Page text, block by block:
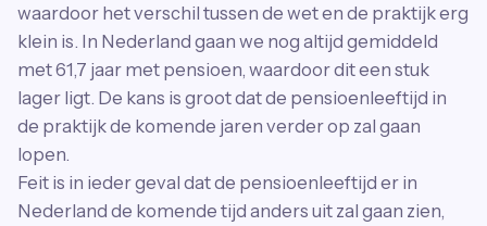
waardoor het verschil tussen de wet en de praktijk erg
klein is. In Nederland gaan we nog altijd gemiddeld
met 61,7 jaar met pensioen, waardoor dit een stuk
lager ligt. De kans is groot dat de pensioenleeftijd in
de praktijk de komende jaren verder op zal gaan
lopen.
Feit is in ieder geval dat de pensioenleeftijd er in
Nederland de komende tijd anders uit zal gaan zien,